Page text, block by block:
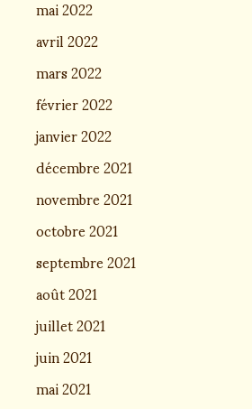
mai 2022
avril 2022
mars 2022
février 2022
janvier 2022
décembre 2021
novembre 2021
octobre 2021
septembre 2021
août 2021
juillet 2021
juin 2021
mai 2021